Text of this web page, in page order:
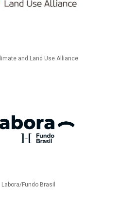
and Land Use Alliance
Labora/Fundo Brasil